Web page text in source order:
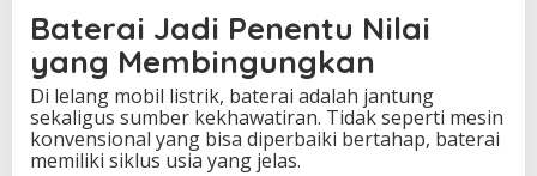
Baterai Jadi Penentu Nilai
yang Membingungkan
Di lelang mobil listrik, baterai adalah jantung
sekaligus sumber kekhawatiran. Tidak seperti mesin
konvensional yang bisa diperbaiki bertahap, baterai
memiliki siklus usia yang jelas.